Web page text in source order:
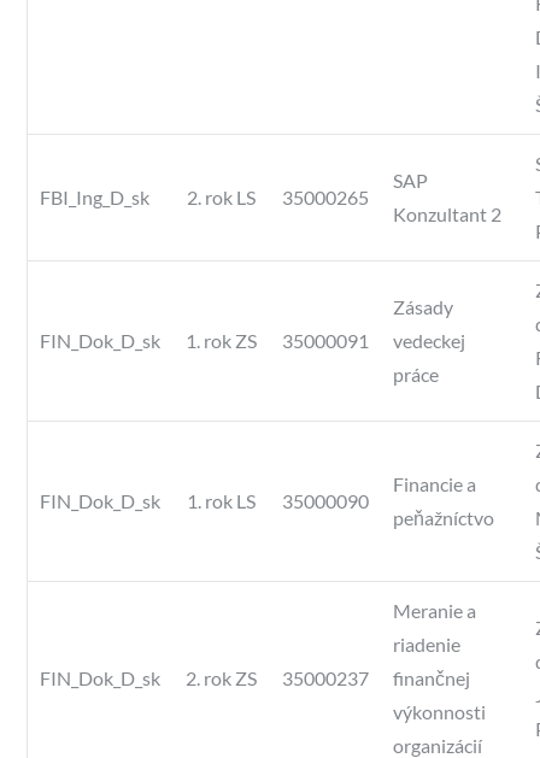
FBI_Ing_D_sk 2. rok LS 35000265
SAP
Konzultant 2
FIN_Dok_D_sk 1. rok ZS 35000091
Zásady
vedeckej
práce
FIN_Dok_D_sk 1. rok LS 35000090
Financie a
peňažníctvo
FIN_Dok_D_sk 2. rok ZS 35000237
Meranie a
riadenie
finančnej
výkonnosti
organizácií